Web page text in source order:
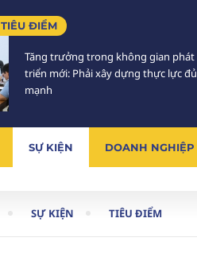
TIÊU ĐIỂM
Tăng trưởng trong không gian phát
triển mới: Phải xây dựng thực lực đủ
mạnh
SỰ KIỆN DOANH NGHIỆP
SỰ KIỆN TIÊU ĐIỂM